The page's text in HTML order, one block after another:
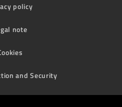
policy
note
and Security